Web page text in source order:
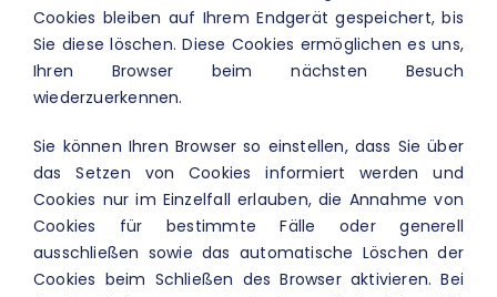
Cookies bleiben auf Ihrem Endgerät gespeichert, bis
Sie diese löschen. Diese Cookies ermöglichen es uns,
Ihren Browser beim nächsten Besuch
wiederzuerkennen.
Sie können Ihren Browser so einstellen, dass Sie über
das Setzen von Cookies informiert werden und
Cookies nur im Einzelfall erlauben, die Annahme von
Cookies für bestimmte Fälle oder generell
ausschließen sowie das automatische Löschen der
Cookies beim Schließen des Browser aktivieren. Bei